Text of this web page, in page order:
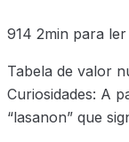
914 2min para ler
Tabela de valor
Curiosidades: A
“lasanon” que